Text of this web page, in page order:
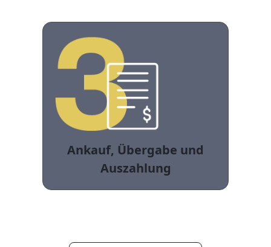
Ankauf, Übergabe und
Auszahlung